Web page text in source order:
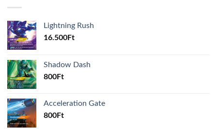
Lightning Rush
16.500Ft
Shadow Dash
800Ft
Acceleration Gate
800Ft